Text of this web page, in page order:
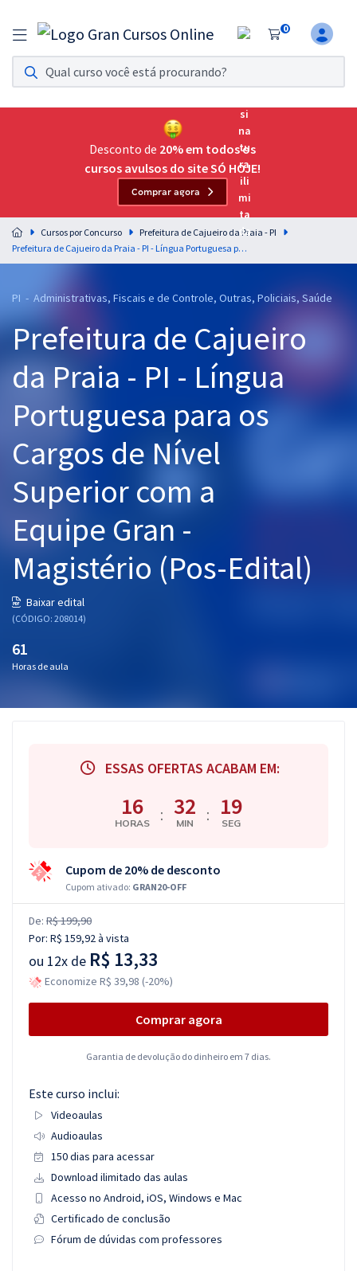
0
Assinatura Ilimitada 11
Acesso a todos os cursos. Teste grátis por 7 dias!
Assinatura OAB Até Passar
Acesso ilimitado a toda preparação para o Exame da
Residências Multiprofissionais
Preparação completa e intensiva para as principais
residências em saúde do Brasil
Cursos 20% OFF
Pós
Graduação
OAB
Questões grátis
Conteúdo gratuito
Aprovados
Desconto de 20% em todos os
cursos avulsos do site SÓ HOJE!
Comprar agora
Cursos por Concurso
Prefeitura de Cajueiro da Praia - PI
Prefeitura de Cajueiro da Praia - PI - Língua Portuguesa para os Cargos de Nível Superior com a Equipe Gran - Magistério (Pos-Edital)
PI - Administrativas, Fiscais e de Controle, Outras, Policiais, Saúde
Prefeitura de Cajueiro
da Praia - PI - Língua
Portuguesa para os
Cargos de Nível
Superior com a
Equipe Gran -
Magistério (Pos-Edital)
Baixar edital
(CÓDIGO: 208014)
61
Horas de aula
ESSAS OFERTAS ACABAM EM:
16
HORAS : 32
MIN : 18
SEG
Cupom de 20% de desconto
Cupom ativado: GRAN20-OFF
De: R$ 199,90
Por: R$ 159,92à vista
ou 12x de R$ 13,33
Economize R$ 39,98 (-20%)
Comprar agora
Garantia de devolução do dinheiro em 7 dias.
Este curso inclui:
Videoaulas
Audioaulas
150 dias para acessar
Download ilimitado das aulas
Acesso no Android, iOS, Windows e Mac
Certificado de conclusão
Fórum de dúvidas com professores